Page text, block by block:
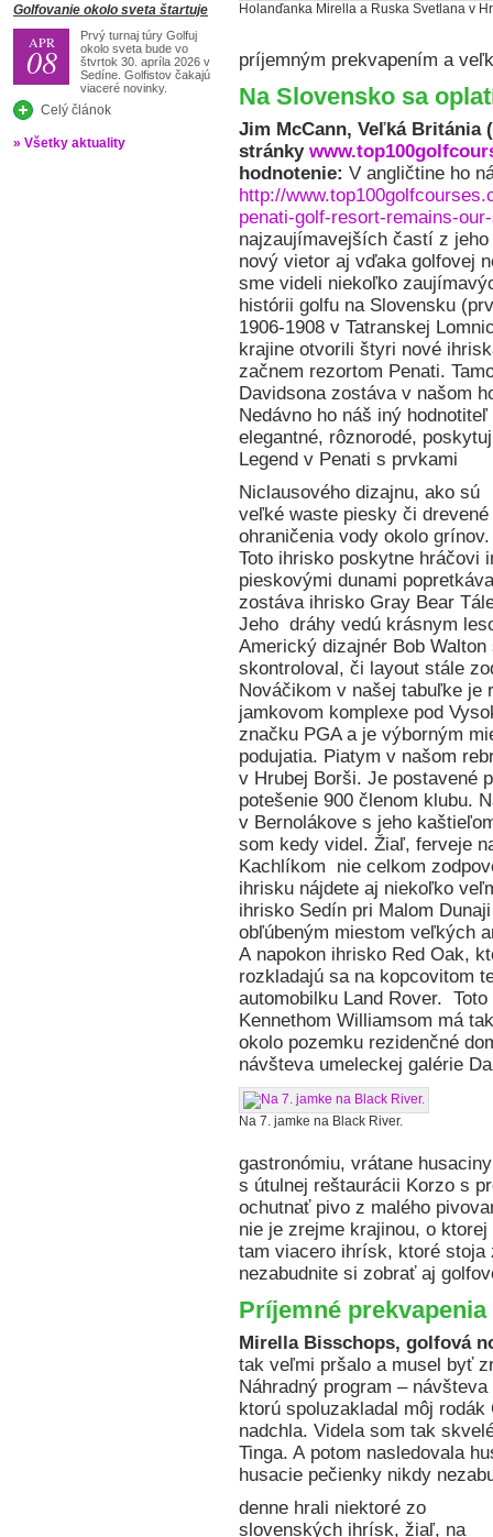
Golfovanie okolo sveta štartuje
APR
08
Prvý turnaj túry Golfuj
okolo sveta bude vo
štvrtok 30. apríla 2026 v
Sedíne. Golfistov čakajú
viaceré novinky.
Celý článok
» Všetky aktuality
Holanďanka Mirella a Ruska Svetlana v
príjemným prekvapením a
Na Slovensko sa
Jim McCann, Veľká
stránky
hodnotenie: V angličtine ho
http://
penati-golf-resort-remains-
najzaujímavejších častí z
nový vietor aj vďaka golfovej
sme videli niekoľko
histórii golfu na Slovensku
1906-1908 v Tatranskej
krajine otvorili štyri nové
začnem rezortom Penati.
Davidsona zostáva v našom
Nedávno ho náš iný
elegantné, rôznorodé,
Legend v Penati s prvkami
Niclausového dizajnu, ako sú
veľké waste piesky či drevené
ohraničenia vody okolo grínov.
Toto ihrisko poskytne hráčovi
pieskovými dunami
zostáva ihrisko Gray Bear
Jeho dráhy vedú krásnym
Americký dizajnér Bob
skontroloval, či layout stále
Nováčikom v našej tabuľke je
jamkovom komplexe pod
značku PGA a je výborným
podujatia. Piatym v našom
v Hrubej Borši. Je postavené
potešenie 900 členom klubu.
v Bernolákove s jeho
som kedy videl. Žiaľ, ferveje
Kachlíkom nie celkom
ihrisku nájdete aj niekoľko
ihrisko Sedín pri Malom
obľúbeným miestom veľkých
A napokon ihrisko Red Oak,
rozkladajú sa na kopcovitom
automobilku Land Rover.
Kennethom Williamsom má
okolo pozemku rezidenčné
návšteva umeleckej galérie
Na 7. jamke na Black River.
gastronómiu, vrátane
s útulnej reštaurácii Korzo s
ochutnať pivo z malého
nie je zrejme krajinou, o
tam viacero ihrísk, ktoré stoja
nezabudnite si zobrať aj
Príjemné prekvapenia
Mirella Bisschops, golfová
tak veľmi pršalo a musel byť
Náhradný program –
ktorú spoluzakladal môj
nadchla. Videla som tak
Tinga. A potom nasledovala
husacie pečienky nikdy
denne hrali niektoré zo
slovenských ihrísk, žiaľ, na